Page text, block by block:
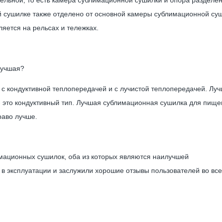
также отделено от основной камеры сублимационной
на рельсах и тележках.
теплопередачей и с лучистой теплопередачей.
кондуктивный тип. Лучшая сублимационная сушилка для
лучше.
сушилок, оба из которых являются наилучшей
и заслужили хорошие отзывы пользователей во